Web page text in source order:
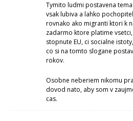
Tymito ludmi postavena
vsak lubiva a lahko
rovnako ako migranti ktori k
zadarmo ktore platime
stopnute EU, ci socialne
co si na tomto slogane
rokov.
Osobne neberiem nikomu
dovod nato, aby som v
cas.